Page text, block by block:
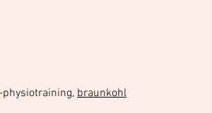
braunkohl